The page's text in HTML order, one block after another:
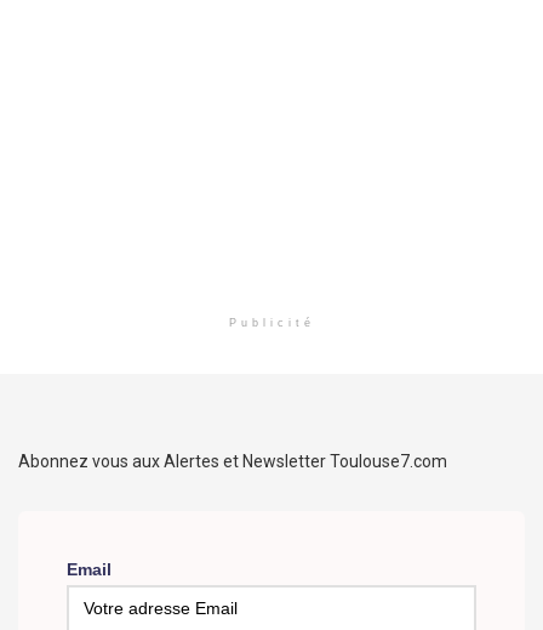
Publicité
Abonnez vous aux Alertes et Newsletter Toulouse7.com
Email